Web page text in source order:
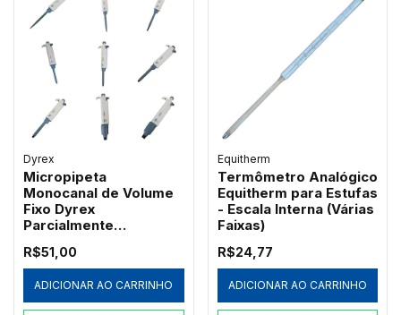
Dyrex
Micropipeta
Monocanal de Volume
Fixo Dyrex
Parcialmente
R$51,00
ADICIONAR AO CARRINHO
Equitherm
Termômetro Analógico
Equitherm para Estufas
- Escala Interna (Várias
Faixas)
R$24,77
ADICIONAR AO CARRINHO